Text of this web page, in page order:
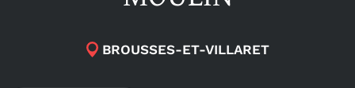
BROUSSES-ET-VILLARET